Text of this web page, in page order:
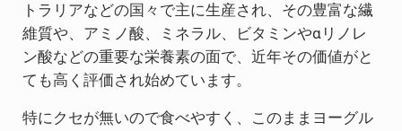
トラリアなどの国々で主に生産され、その豊富な繊
維質や、アミノ酸、ミネラル、ビタミンやαリノレ
ン酸などの重要な栄養素の面で、近年その価値がと
ても高く評価され始めています。
特にクセが無いので食べやすく、このままヨーグル